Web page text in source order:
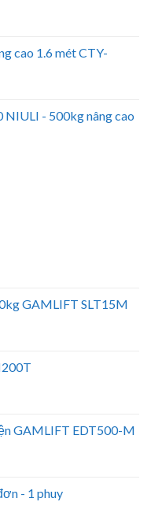
cao 1.6 mét CTY-
NIULI - 500kg nâng cao
GAMLIFT SLT15M
GAMLIFT EDT500-M
- 1 phuy